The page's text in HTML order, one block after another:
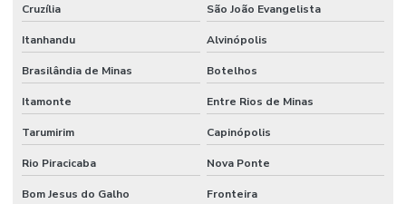
Serviço De Manutenção Preventiva Para Máquinas
Serviço De Pintura Em Edificações
Serviço especializado de elétrica
Serviço Especializado Em Manutenção Preventiva
Serviço especializado de engenharia
Cruzília São João Evangelista
Itanhandu Alvinópolis
Brasilândia de Minas Botelhos
Itamonte Entre Rios de Minas
Tarumirim Capinópolis
Rio Piracicaba Nova Ponte
Bom Jesus do Galho Fronteira